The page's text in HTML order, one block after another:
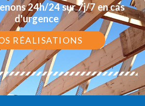
24h/24 sur 7j/7 en cas
d'urgence
RÉALISATIONS